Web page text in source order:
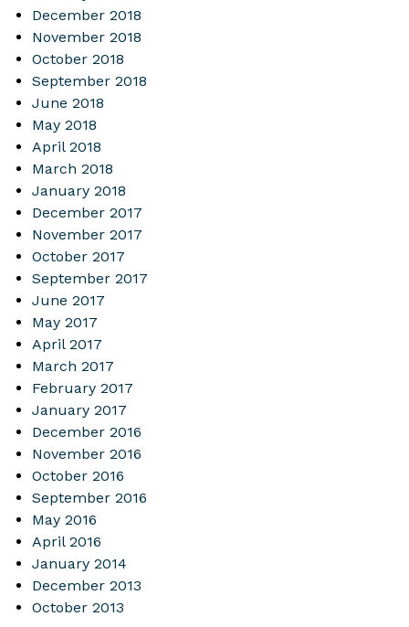
December 2018
November 2018
October 2018
September 2018
June 2018
May 2018
April 2018
March 2018
January 2018
December 2017
November 2017
October 2017
September 2017
June 2017
May 2017
April 2017
March 2017
February 2017
January 2017
December 2016
November 2016
October 2016
September 2016
May 2016
April 2016
January 2014
December 2013
October 2013